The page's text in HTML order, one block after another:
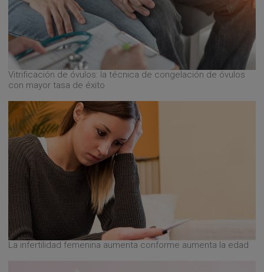
Vitrificación de óvulos: la técnica de congelación de óvulos
con mayor tasa de éxito
La infertilidad femenina aumenta conforme aumenta la edad